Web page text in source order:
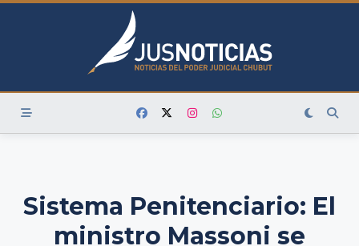
Skip
Sistema Penitenciario: El
ministro Massoni se